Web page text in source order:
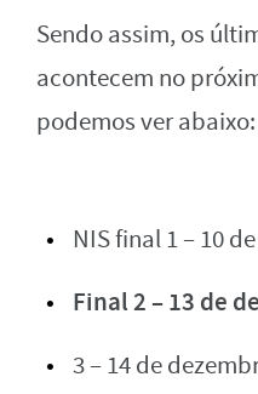
Sendo assim, os
acontecem no
podemos ver abaixo:
NIS final 1 – 10
Final 2 – 13 de
3 – 14 de